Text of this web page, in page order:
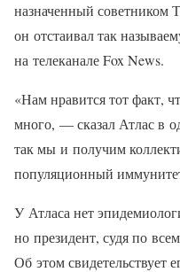
назначенный советником
он отстаивал так
на телеканале Fox News.
«Нам нравится тот факт,
много, — сказал Атлас в
так мы и получим
популяционный
У Атласа нет
но президент, судя по
Об этом свидетельствует